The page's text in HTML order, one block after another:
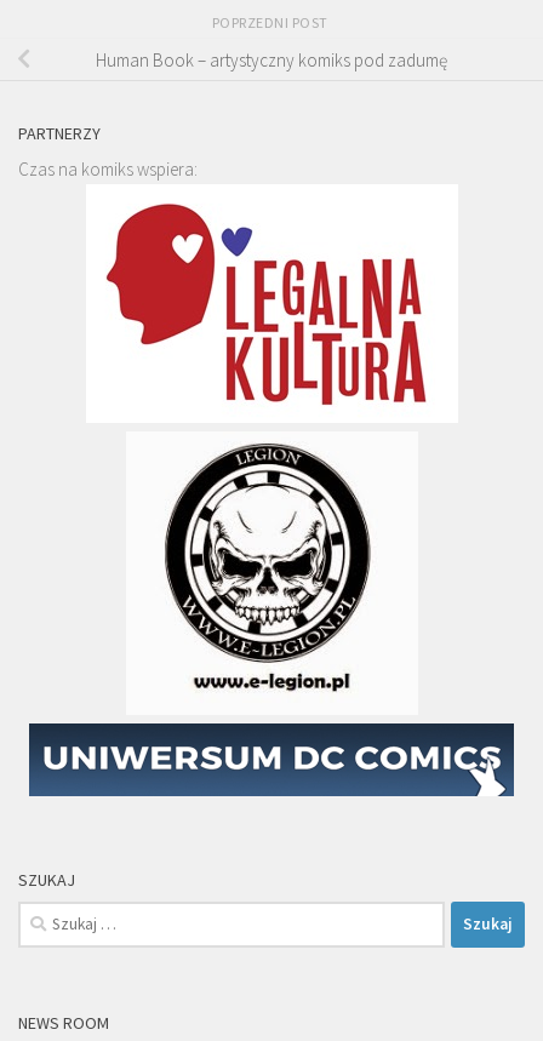
POPRZEDNI POST
Human Book – artystyczny komiks pod zadumę
PARTNERZY
Czas na komiks wspiera:
SZUKAJ
Szukaj:
NEWS ROOM